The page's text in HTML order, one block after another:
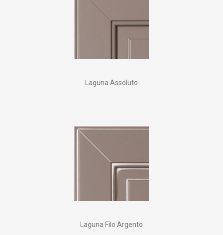
Laguna Assoluto
Laguna Filo Argento